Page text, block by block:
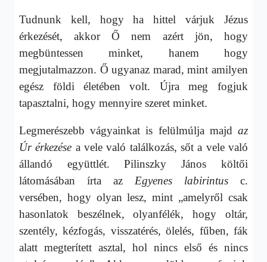
Tudnunk kell, hogy ha hittel várjuk Jézus
érkezését, akkor Ő nem azért jön, hogy
megbüntessen minket, hanem hogy
megjutalmazzon. Ő ugyanaz marad, mint amilyen
egész földi életében volt. Újra meg fogjuk
tapasztalni, hogy mennyire szeret minket.
Legmerészebb vágyainkat is felülmúlja majd az
Úr érkezése a vele való találkozás, sőt a vele való
állandó együttlét. Pilinszky János költői
látomásában írta az Egyenes labirintusc.
versében, hogy olyan lesz, mint „amelyről csak
hasonlatok beszélnek, olyanfélék, hogy oltár,
szentély, kézfogás, visszatérés, ölelés, fűben, fák
alatt megterített asztal, hol nincs első és nincs